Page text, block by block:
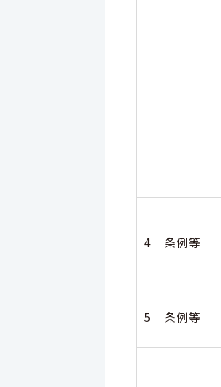
4 条例等
5 条例等